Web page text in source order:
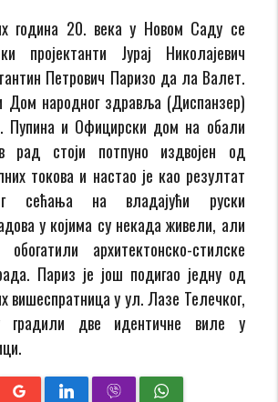
година 20. века у Новом Саду се
пројектанти Јурај Николајевич
Петрович Паризо да ла Валет.
Дом народног здравља (Диспанзер)
Пупина и Официрски дом на обали
рад стоји потпуно издвојен од
токова и настао је као резултат
сећања на владајући руски
у којима су некада живели, али
архитектонско-стилске
Париз је још подигао једну од
вишеспратница у ул. Лазе Телечког,
градили две идентичне виле у